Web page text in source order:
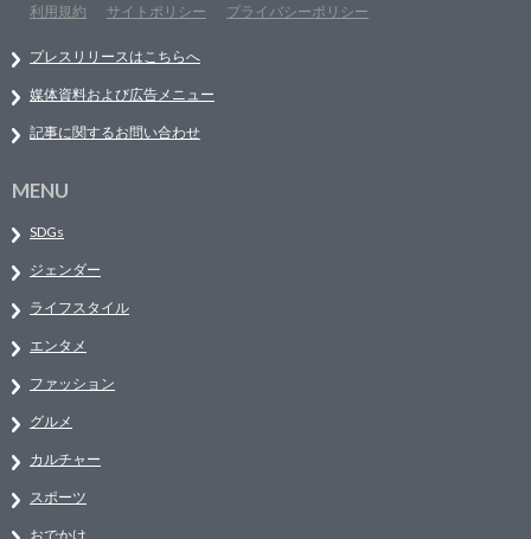
利用規約
サイトポリシー プライバシーポリシー
プレスリリースはこちらへ
媒体資料および広告メニュー
記事に関するお問い合わせ
MENU
SDGs
ジェンダー
ライフスタイル
エンタメ
ファッション
グルメ
カルチャー
スポーツ
おでかけ